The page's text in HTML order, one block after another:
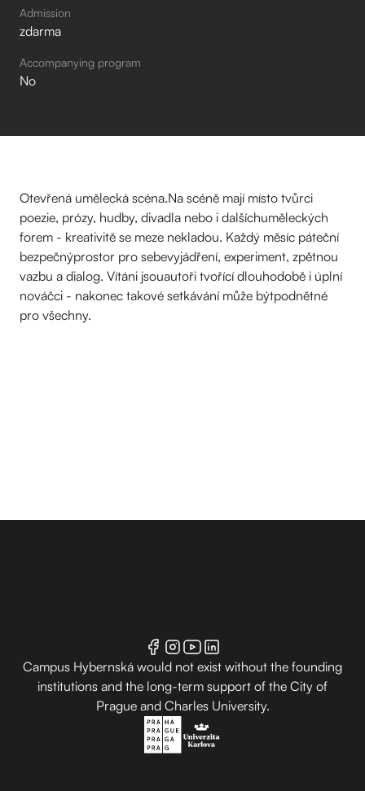
Admission
zdarma
Accompanying program
No
Otevřená umělecká scéna.Na scéně mají místo tvůrci
poezie, prózy, hudby, divadla nebo i dalšíchuměleckých
forem - kreativitě se meze nekladou. Každý měsíc páteční
bezpečnýprostor pro sebevyjádření, experiment, zpětnou
vazbu a dialog. Vítáni jsouautoři tvořící dlouhodobě i úplní
nováčci - nakonec takové setkávání může býtpodnětné
pro všechny.
Campus Hybernská would not exist without the founding
institutions and the long-term support of the City of
Prague and Charles University.